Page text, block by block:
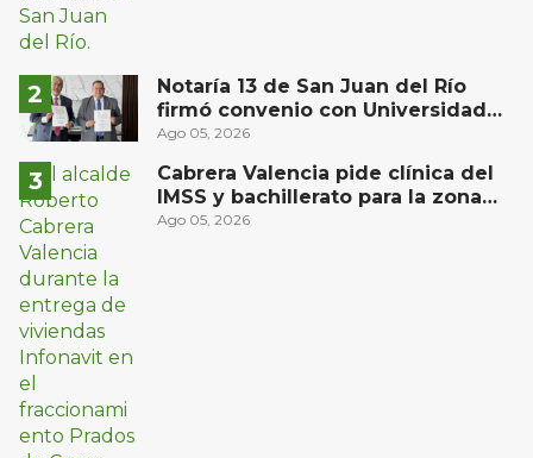
Notaría 13 de San Juan del Río
firmó convenio con Universidad
Privada del Bajío para recibir
Ago 05, 2026
Cabrera Valencia pide clínica del
IMSS y bachillerato para la zona
oriente de San Juan del Río
Ago 05, 2026